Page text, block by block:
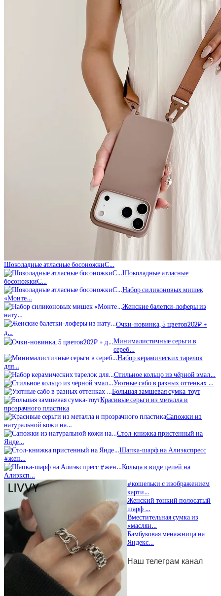
Шоколадные атласные босоножкиС…
Шоколадные атласные
босоножкиС…
Набор силиконовых мишек
«Монте…
Женские балетки-лоферы из
нату…
Очки-новинка, 5 цветов202₽ +
д…
Минималистичные серьги в
сереб…
Набор керамических тарелок
для…
Стильное кольцо из чёрной эмал…
Уютные сабо в разных оттенках …
Большая замшевая сумка-тоут
Красивые серьги из металла и
прозрачного пластика
Сапожки из
натуральной кожи на…
Стол-книжка пристенный на
Янде…
Шапка-шарф на Алиэкспресс
#жен…
Кольца в виде цепей на
Алиэксп…
#кошельки с изображением
карти…
Женский тонкий полосатый
шарф …
Вместительная сумка из
«маслян…
Бамбуковая менажница на
Яндекс…
Наш телеграм канал